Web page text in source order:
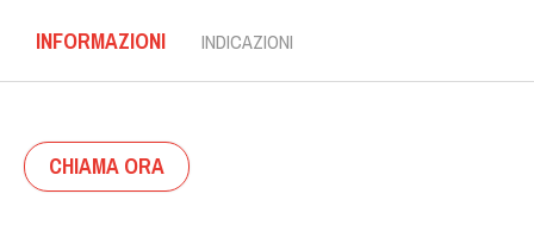
INFORMAZIONI INDICAZIONI
CHIAMA ORA